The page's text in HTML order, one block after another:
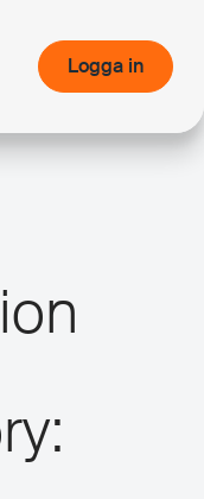
Logga in
Logga in